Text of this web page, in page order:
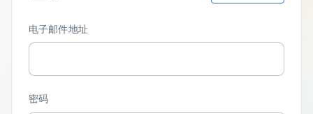
电子邮件地址
密码